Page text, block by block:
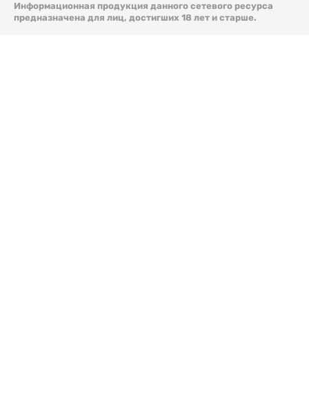
Информационная продукция данного сетевого ресурса
предназначена для лиц, достигших 18 лет и старше.